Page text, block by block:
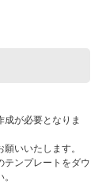
が必要となりま
いいたします。
テンプレートをダウ